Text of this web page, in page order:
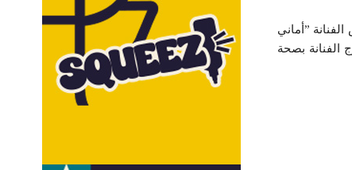
”أماني
الفنانة بصحة